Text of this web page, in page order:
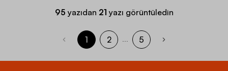
95 yazıdan 21 yazı görüntüledin
1 2 5